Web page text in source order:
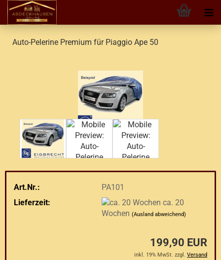
Auto-Pelerine Premium für Piaggio Ape 50
Art.Nr.:
PA101
Lieferzeit:
ca. 20
Wochen(Ausland abweichend)
199,90 EUR
inkl. 19% MwSt. zzgl. Versand